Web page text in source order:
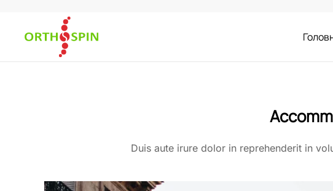
Skip to main content
Duis aute irure dolor in reprehenderit in